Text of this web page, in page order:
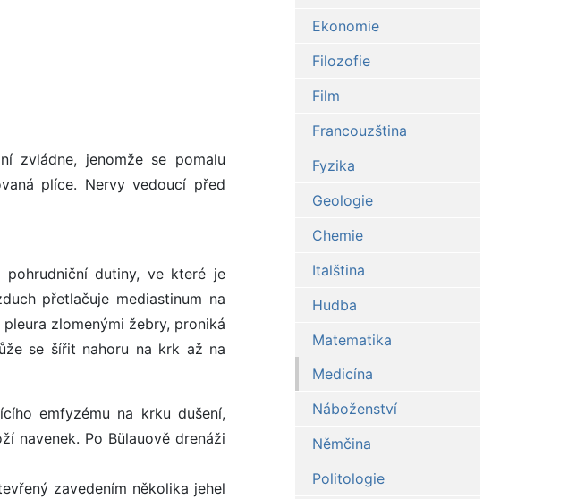
zvládne, jenomže se pomalu
plíce. Nervy vedoucí před
dutiny, ve které je
přetlačuje mediastinum na
zlomenými žebry, proniká
se šířit nahoru na krk až na
emfyzému na krku dušení,
navenek. Po Bülauově drenáži
zavedením několika jehel
Ekonomie
Filozofie
Film
Francouzština
Fyzika
Geologie
Chemie
Italština
Hudba
Matematika
Medicína
Náboženství
Němčina
Politologie